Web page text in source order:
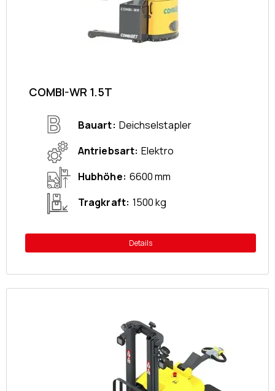
COMBI-WR 1.5T
Bauart Deichselstapler
Antriebsart Elektro
Hubhöhe 6600 mm
Tragkraft 1500 kg
Details